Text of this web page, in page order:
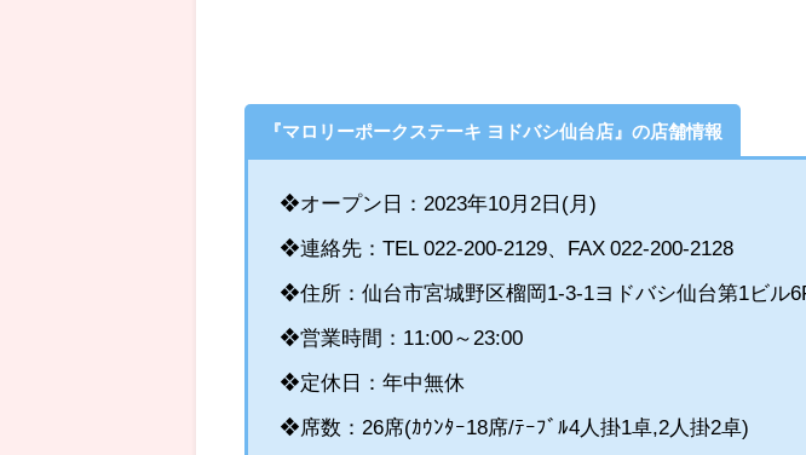
『マロリーポークステーキ ヨドバシ仙台店』の店舗情報
❖オープン日：2023年10月2日(月)
❖連絡先：TEL 022-200-2129、FAX 022-200-2128
❖住所：仙台市宮城野区榴岡1-3-1ヨドバシ仙台第1ビル
❖営業時間：11:00～23:00
❖定休日：年中無休
❖席数：26席(ｶｳﾝﾀｰ18席/ﾃｰﾌﾞﾙ4人掛1卓,2人掛2卓)